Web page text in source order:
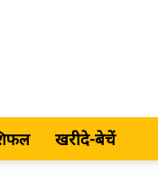
खरीदे-बेचें